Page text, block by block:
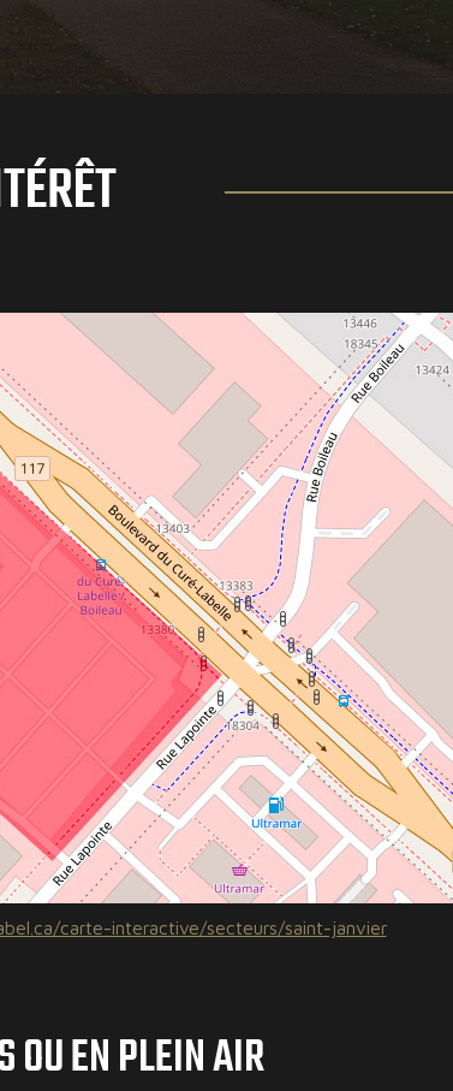
carte-interactive/secteurs/saint-janvier
OU EN PLEIN AIR